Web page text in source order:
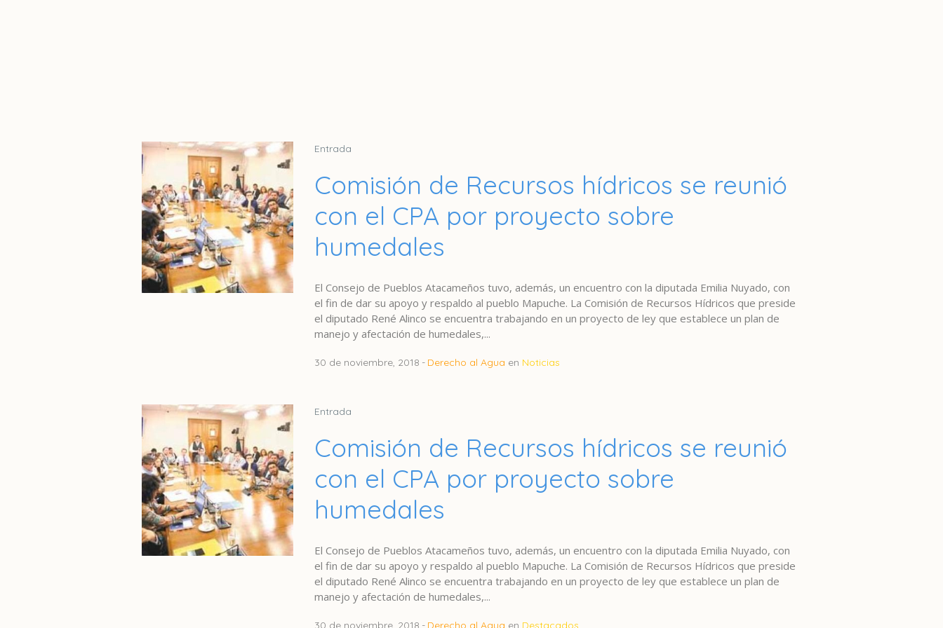
Entrada
Comisión de Recursos hídricos se reunió
con el CPA por proyecto sobre
humedales
El Consejo de Pueblos Atacameños tuvo, además, un encuentro con la diputada Emilia Nuyado, con
el fin de dar su apoyo y respaldo al pueblo Mapuche. La Comisión de Recursos Hídricos que preside
el diputado René Alinco se encuentra trabajando en un proyecto de ley que establece un plan de
manejo y afectación de humedales,...
30 de noviembre, 2018 Derecho al Agua en Noticias
Entrada
Comisión de Recursos hídricos se reunió
con el CPA por proyecto sobre
humedales
El Consejo de Pueblos Atacameños tuvo, además, un encuentro con la diputada Emilia Nuyado, con
el fin de dar su apoyo y respaldo al pueblo Mapuche. La Comisión de Recursos Hídricos que preside
el diputado René Alinco se encuentra trabajando en un proyecto de ley que establece un plan de
manejo y afectación de humedales,...
30 de noviembre, 2018 Derecho al Agua en Destacados